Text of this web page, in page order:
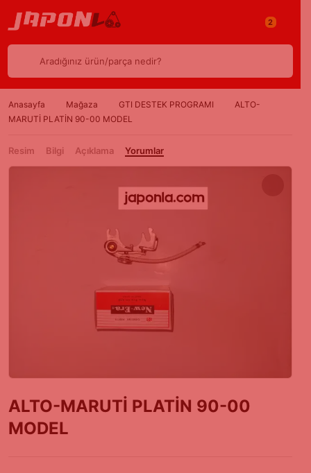
2
Aradığınız ürün/parça nedir?
Anasayfa Mağaza GTI DESTEK PROGRAMI
ALTO-
MARUTİ PLATİN 90-00 MODEL
Resim Bilgi Açıklama Yorumlar
ALTO-MARUTİ PLATİN 90-00
MODEL